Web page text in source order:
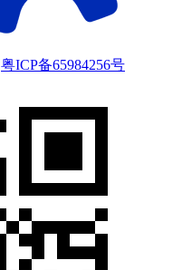
粤ICP备65984256号